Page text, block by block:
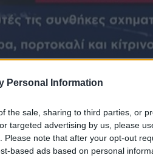
Personal Information
the sale, sharing to third parties, or
targeted advertising by us, please
Please note that after your opt-out
based ads based on personal